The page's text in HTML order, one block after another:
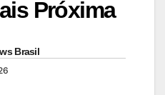
Próxima
Brasil